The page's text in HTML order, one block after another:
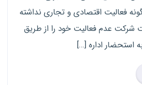
فعالیت اقتصادی و تجاری نداشته
شرکت عدم فعالیت خود را از طریق
استحضار اداره […]